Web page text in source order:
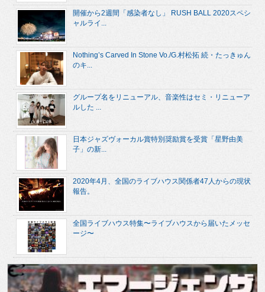
開催から2週間「感染者なし」 RUSH BALL 2020スペシ
ャルライ...
Nothing’s Carved In Stone Vo./G.村松拓 続・たっきゅん
のキ...
グループ名をリニューアル、音楽性はセミ・リニューア
ルした ...
日本ジャズヴォーカル賞特別奨励賞を受賞「星野由美
子」の新...
2020年4月、全国のライブハウス関係者47人からの現状
報告。
全国ライブハウス特集〜ライブハウスから届いたメッセ
ージ〜